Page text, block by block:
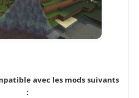
avec les mods suivants
: